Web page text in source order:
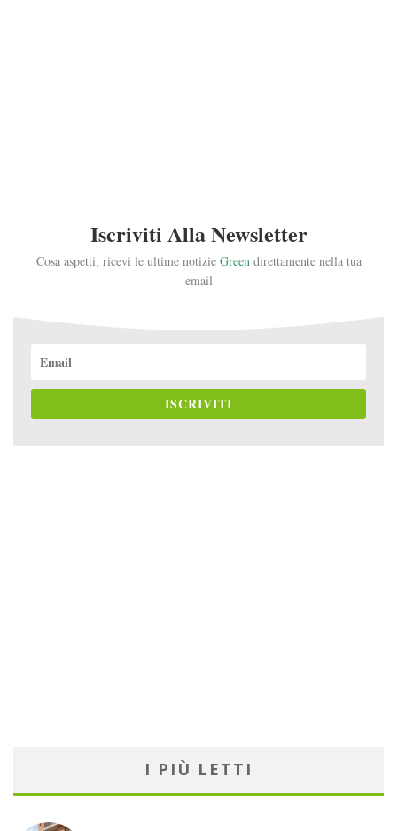
Iscriviti Alla Newsletter
Cosa aspetti, ricevi le ultime notizie Green direttamente nella tua
email
ISCRIVITI
I PIÙ LETTI